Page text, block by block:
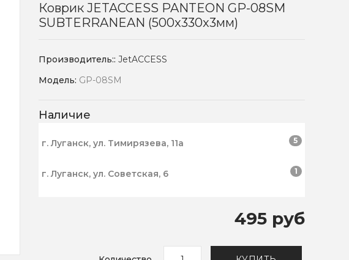
Коврик JETACCESS PANTEON GP-08SM
SUBTERRANEAN (500x330x3мм)
Производитель::JetACCESS
Модель: GP-08SM
Наличие
г. Луганск, ул. Тимирязева, 11а 5
г. Луганск, ул. Советская, 6 1
495 руб